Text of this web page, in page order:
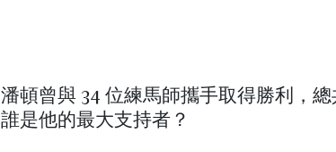
潘頓曾與 34 位練馬師攜手取得勝利，
誰是他的最大支持者？